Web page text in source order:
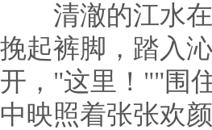
清澈的江水在
挽起裤脚，踏入
开，"这里！""围
中映照着张张欢